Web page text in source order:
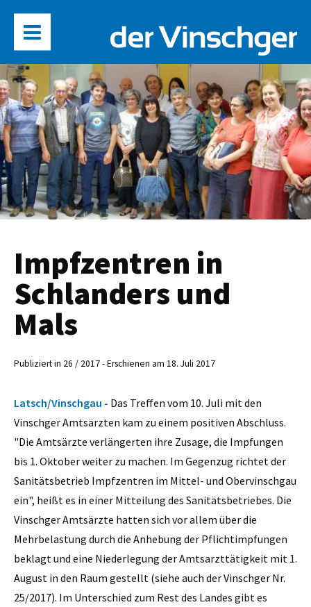
Impfzentren in
Schlanders und
Mals
Publiziert in 26 / 2017 - Erschienen am 18. Juli 2017
Latsch/Vinschgau - Das Treffen vom 10. Juli mit den
Vinschger Amtsärzten kam zu einem positiven Abschluss.
"Die Amtsärzte verlängerten ihre Zusage, die Impfungen
bis 1. Oktober weiter zu machen. Im Gegenzug richtet der
Sanitätsbetrieb Impfzentren im Mittel- und Obervinschgau
ein", heißt es in einer Mitteilung des Sanitätsbetriebes. Die
Vinschger Amtsärzte hatten sich vor allem über die
Mehrbelastung durch die Anhebung der Pflichtimpfungen
beklagt und eine Niederlegung der Amtsarzttätigkeit mit 1.
August in den Raum gestellt (siehe auch der Vinschger Nr.
25/2017). Im Unterschied zum Rest des Landes gibt es